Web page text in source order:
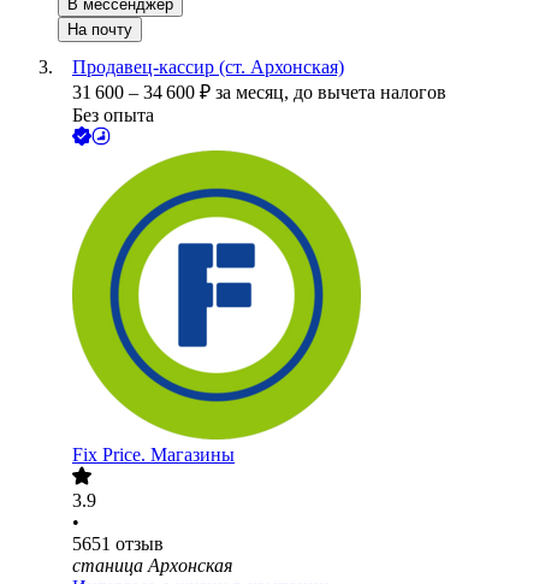
В мессенджер
На почту
Продавец-кассир (ст. Архонская)
31 600 – 34 600 ₽ за месяц, до вычета налогов
Без опыта
Fix Price. Магазины
3.9
•
5651 отзыв
станица Архонская